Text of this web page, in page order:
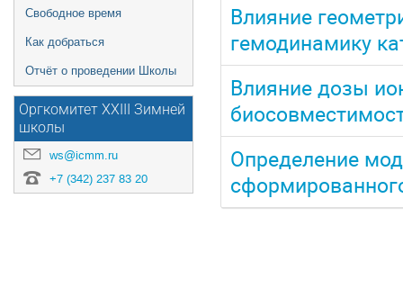
Свободное время
Как добраться
Отчёт о проведении Школы
Оргкомитет XXIII Зимней
школы
ws@icmm.ru
+7 (342) 237 83 20
Влияние
гемодинамику
Влияние дозы
Определение